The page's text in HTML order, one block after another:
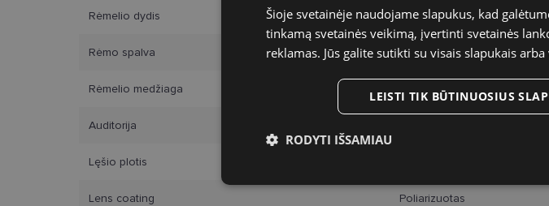
Rėmelio dydis 55-16
Rėmo spalva matt black
Rėmelio medžiaga Plastmasinis
Auditorija
Lęšio plotis
Lens coating Poliarizuotas
Šioje svetainėje naudojame slapukus, kad
tinkamą svetainės veikimą, įvertinti svetainės
reklamas. Jūs galite sutikti su visais slapukais
LEISTI TIK BŪTINUOSIUS
RODYTI IŠSAMIAU